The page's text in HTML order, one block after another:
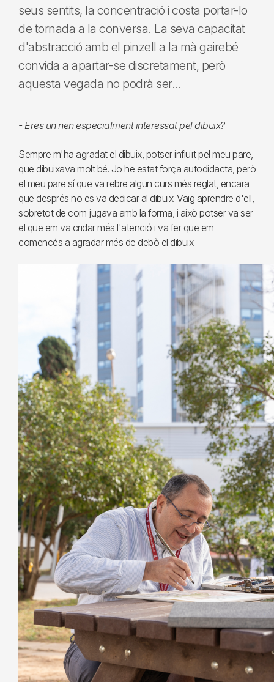
seus sentits, la concentració i costa portar-lo
de tornada a la conversa. La seva capacitat
d'abstracció amb el pinzell a la mà gairebé
convida a apartar-se discretament, però
aquesta vegada no podrà ser…
- Eres un nen especialment interessat pel dibuix?
Sempre m'ha agradat el dibuix, potser influït pel meu pare,
que dibuixava molt bé. Jo he estat força autodidacta, però
el meu pare sí que va rebre algun curs més reglat, encara
que després no es va dedicar al dibuix. Vaig aprendre d'ell,
sobretot de com jugava amb la forma, i això potser va ser
el que em va cridar més l'atenció i va fer que em
comencés a agradar més de debò el dibuix.